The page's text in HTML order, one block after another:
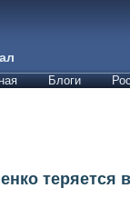
Блоги
теряется